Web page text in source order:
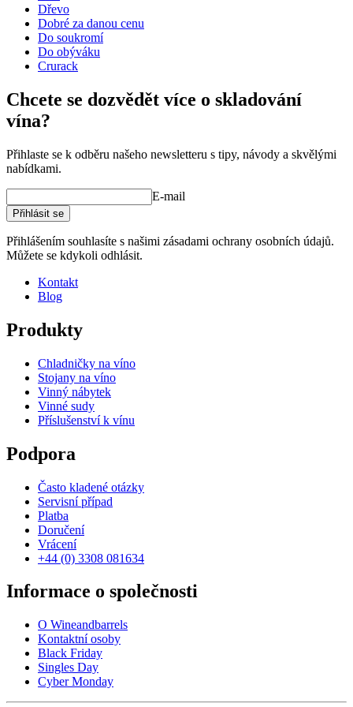
WINEREX zde.
nástroji pro návrh vinného sklípku (otevře se nové okno a vyžaduje
instalaci flash)
Hloubka (cm)
Hmotnost (kg)48
Dřevo
Dobré za danou cenu
Do soukromí
Do obýváku
Crurack
Chcete se dozvědět více o skladování
vína?
Přihlaste se k odběru našeho newsletteru s tipy, návody a skvělými
nabídkami.
E-mail
Přihlásit se
Přihlášením souhlasíte s našimi zásadami ochrany osobních údajů.
Můžete se kdykoli odhlásit.
Kontakt
Blog
Produkty
Chladničky na víno
Stojany na víno
Vinný nábytek
Vinné sudy
Příslušenství k vínu
Podpora
Často kladené otázky
Servisní případ
Platba
Doručení
Vrácení
+44 (0) 3308 081634
Informace o společnosti
O Wineandbarrels
Kontaktní osoby
Black Friday
Singles Day
Cyber Monday